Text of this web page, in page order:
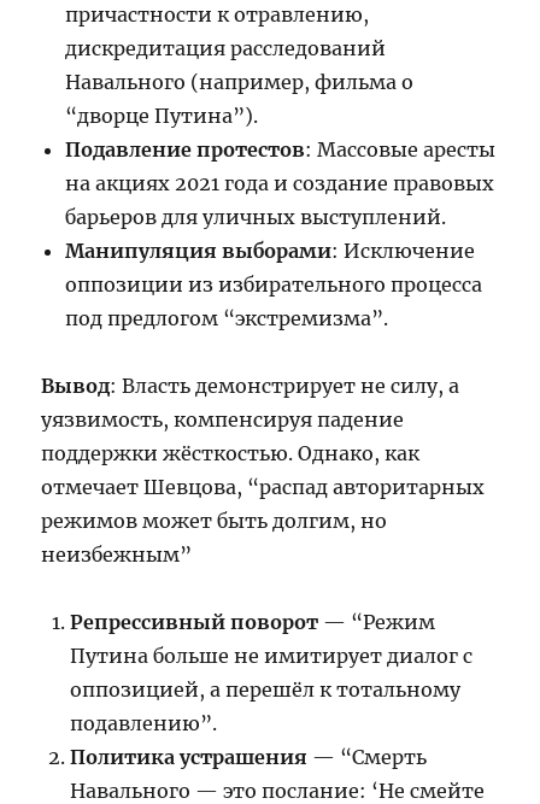
причастности к отравлению,
дискредитация расследований
Навального (например, фильма о
“дворце Путина”).
Подавление протестов: Массовые аресты
на акциях 2021 года и создание правовых
барьеров для уличных выступлений.
Манипуляция выборами: Исключение
оппозиции из избирательного процесса
под предлогом “экстремизма”.
Вывод: Власть демонстрирует не силу, а
уязвимость, компенсируя падение
поддержки жёсткостью. Однако, как
отмечает Шевцова, “распад авторитарных
режимов может быть долгим, но
неизбежным”
Репрессивный поворот — “Режим
Путина больше не имитирует диалог с
оппозицией, а перешёл к тотальному
подавлению”.
Политика устрашения — “Смерть
Навального — это послание: ‘Не смейте